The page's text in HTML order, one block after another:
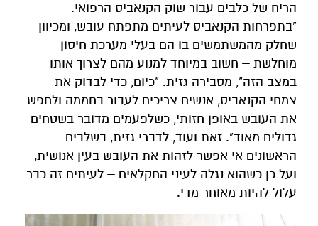
הריח של כלבים עבור שוק הקנאביס הרפואי.
"בתפרחות הקנאביס לעיתים מתפתח עובש, ומכיוון
שחלק מהמשתמשים בו הם בעלי מערכת חיסון
מוחלשת – חשוב במיוחד למנוע מהם לצרוך אותו
במצב הזה", מסבירה גזית. "כיום, כדי לבדוק את
צמחי הקנאביס, אנשים צריכים לעבור בחממה ולחפש
את העובש באופן חזותי, כשלפעמים מדובר בשטחים
גדולים מאוד". זאת ועוד, לדברי גזית, בשלבים
הראשונים אי אפשר לזהות את העובש בעין אנושית,
ועל כן כשהוא נגלה לעיני החקלאים – לעיתים זה כבר
עלול להיות מאוחר מדי.